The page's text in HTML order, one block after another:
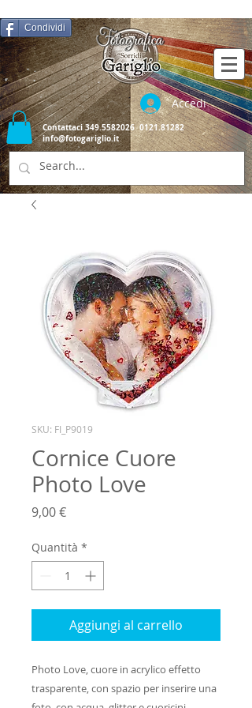
Condividi
Contattaci349.5582026 0121.81282
info@fotogariglio.it
Accedi
SKU: FI_P9019
Cornice Cuore
Photo Love
9,00 €Prezzo
Quantità *
Aggiungi al carrello
Photo Love, cuore in acrylico effetto
trasparente, con spazio per inserire una